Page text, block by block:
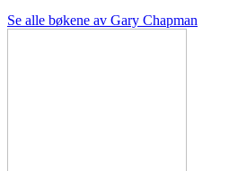
Se alle bøkene av Gary Chapman